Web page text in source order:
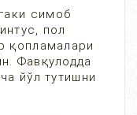
симоб
пол
қопламалари
Фавқулодда
йўл тутишни